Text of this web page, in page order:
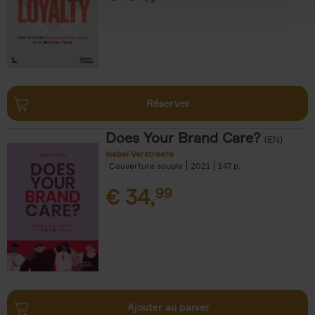
Réserver
Does Your Brand Care? (EN)
Isabel Verstraete
Couverture souple
2021 147
€ 34,99
Ajouter au panier